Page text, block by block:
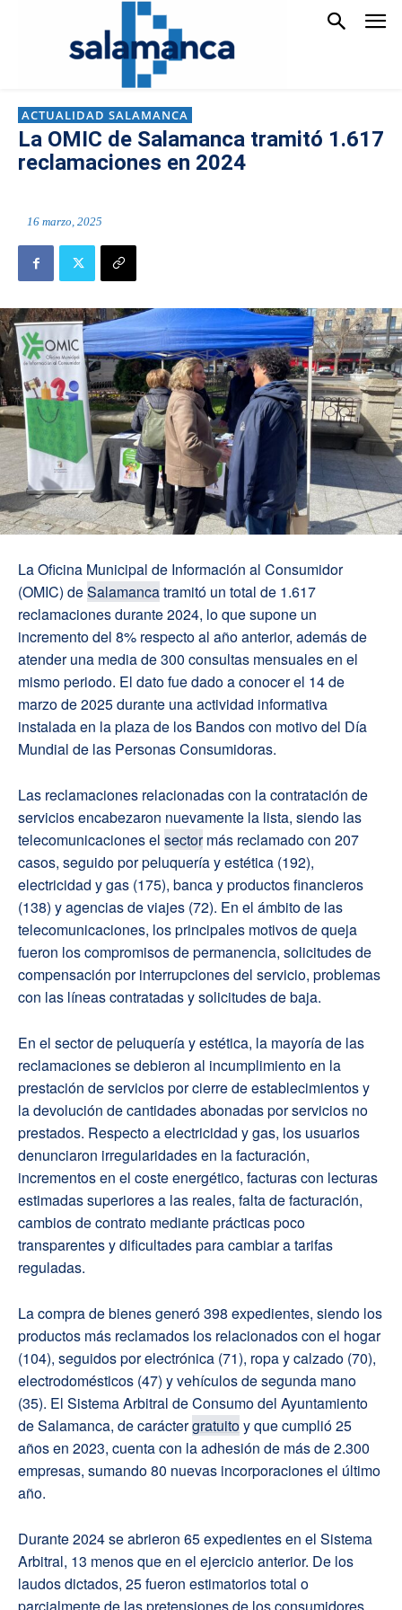
ACTUALIDAD SALAMANCA
La OMIC de Salamanca tramitó 1.617
reclamaciones en 2024
16 marzo, 2025
La Oficina Municipal de Información al Consumidor
(OMIC) deSalamancatramitó un total de 1.617
reclamaciones durante 2024, lo que supone un
incremento del 8% respecto al año anterior, además de
atender una media de 300 consultas mensuales en el
mismo periodo. El dato fue dado a conocer el 14 de
marzo de 2025 durante una actividad informativa
instalada en la plaza de los Bandos con motivo del Día
Mundial de las Personas Consumidoras.
Las reclamaciones relacionadas con la contratación de
servicios encabezaron nuevamente la lista, siendo las
telecomunicaciones el sectormás reclamado con 207
casos, seguido por peluquería y estética (192),
electricidad y gas (175), banca y productos financieros
(138) y agencias de viajes (72). En el ámbito de las
telecomunicaciones, los principales motivos de queja
fueron los compromisos de permanencia, solicitudes de
compensación por interrupciones del servicio, problemas
con las líneas contratadas y solicitudes de baja.
En el sector de peluquería y estética, la mayoría de las
reclamaciones se debieron al incumplimiento en la
prestación de servicios por cierre de establecimientos y
la devolución de cantidades abonadas por servicios no
prestados. Respecto a electricidad y gas, los usuarios
denunciaron irregularidades en la facturación,
incrementos en el coste energético, facturas con lecturas
estimadas superiores a las reales, falta de facturación,
cambios de contrato mediante prácticas poco
transparentes y dificultades para cambiar a tarifas
reguladas.
La compra de bienes generó 398 expedientes, siendo los
productos más reclamados los relacionados con el hogar
(104), seguidos por electrónica (71), ropa y calzado (70),
electrodomésticos (47) y vehículos de segunda mano
(35). El Sistema Arbitral de Consumo del Ayuntamiento
de Salamanca, de caráctergratuitoy que cumplió 25
años en 2023, cuenta con la adhesión de más de 2.300
empresas, sumando 80 nuevas incorporaciones el último
año.
Durante 2024 se abrieron 65 expedientes en el Sistema
Arbitral, 13 menos que en el ejercicio anterior. De los
laudos dictados, 25 fueron estimatorios total o